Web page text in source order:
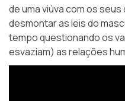
de uma viúva com os
desmontar as leis do
tempo questionando os
esvaziam) as relações